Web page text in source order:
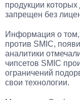
продукции
запрещен без
Информация о том,
против SMIC,
аналитики
чипсетов SMIC
ограничений
свои технологии.